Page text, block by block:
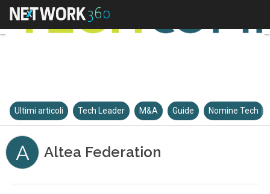
Ultimi articoli Tech Leader M&A Guide Nomine Tech
A Altea Federation